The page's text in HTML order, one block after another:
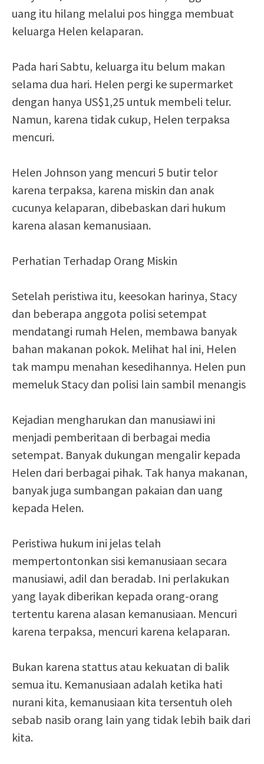
uang itu hilang melalui pos hingga membuat
keluarga Helen kelaparan.
Pada hari Sabtu, keluarga itu belum makan
selama dua hari. Helen pergi ke supermarket
dengan hanya US$1,25 untuk membeli telur.
Namun, karena tidak cukup, Helen terpaksa
mencuri.
Helen Johnson yang mencuri 5 butir telor
karena terpaksa, karena miskin dan anak
cucunya kelaparan, dibebaskan dari hukum
karena alasan kemanusiaan.
Perhatian Terhadap Orang Miskin
Setelah peristiwa itu, keesokan harinya, Stacy
dan beberapa anggota polisi setempat
mendatangi rumah Helen, membawa banyak
bahan makanan pokok. Melihat hal ini, Helen
tak mampu menahan kesedihannya. Helen pun
memeluk Stacy dan polisi lain sambil menangis
Kejadian mengharukan dan manusiawi ini
menjadi pemberitaan di berbagai media
setempat. Banyak dukungan mengalir kepada
Helen dari berbagai pihak. Tak hanya makanan,
banyak juga sumbangan pakaian dan uang
kepada Helen.
Peristiwa hukum ini jelas telah
mempertontonkan sisi kemanusiaan secara
manusiawi, adil dan beradab. Ini perlakukan
yang layak diberikan kepada orang-orang
tertentu karena alasan kemanusiaan. Mencuri
karena terpaksa, mencuri karena kelaparan.
Bukan karena stattus atau kekuatan di balik
semua itu. Kemanusiaan adalah ketika hati
nurani kita, kemanusiaan kita tersentuh oleh
sebab nasib orang lain yang tidak lebih baik dari
kita.